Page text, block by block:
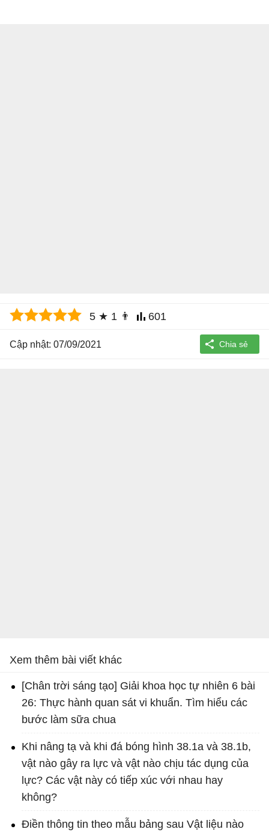
5 ★ 1 👨 601
Cập nhật: 07/09/2021
Xem thêm bài viết khác
[Chân trời sáng tạo] Giải khoa học tự nhiên 6 bài
26: Thực hành quan sát vi khuẩn. Tìm hiểu các
bước làm sữa chua
Khi nâng tạ và khi đá bóng hình 38.1a và 38.1b,
vật nào gây ra lực và vật nào chịu tác dụng của
lực? Các vật này có tiếp xúc với nhau hay
không?
Điền thông tin theo mẫu bảng sau Vật liệu nào